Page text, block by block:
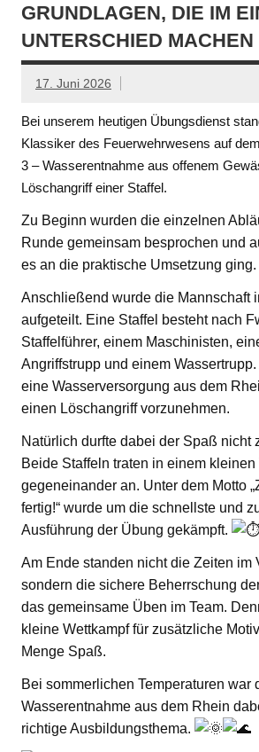
GRUNDLAGEN, DIE IM
UNTERSCHIED MACHEN
17. Juni 2026
Bei unserem heutigen Übungsdienst
Klassiker des Feuerwehrwesens auf
3 – Wasserentnahme aus offenem
Löschangriff einer Staffel.
Zu Beginn wurden die einzelnen
Runde gemeinsam besprochen und
es an die praktische Umsetzung ging.
Anschließend wurde die Mannschaft
aufgeteilt. Eine Staffel besteht nach
Staffelführer, einem Maschinisten,
Angriffstrupp und einem
eine Wasserversorgung aus dem
einen Löschangriff vorzunehmen.
Natürlich durfte dabei der Spaß nicht
Beide Staffeln traten in einem kleinen
gegeneinander an. Unter dem Motto
fertig!“ wurde um die schnellste und
Ausführung der Übung gekämpft.
Am Ende standen nicht die Zeiten im
sondern die sichere Beherrschung
das gemeinsame Üben im Team.
kleine Wettkampf für zusätzliche
Menge Spaß.
Bei sommerlichen Temperaturen war
Wasserentnahme aus dem Rhein
richtige Ausbildungsthema.